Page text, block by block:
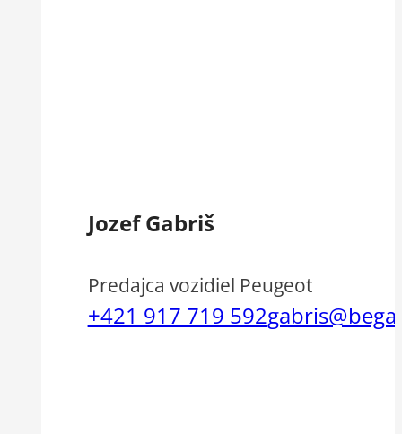
Jozef Gabriš
Predajca vozidiel Peugeot
+421 917 719 592